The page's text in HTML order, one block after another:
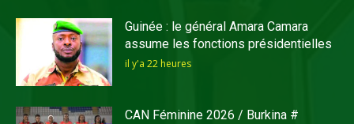
Guinée : le général Amara Camara
assume les fonctions présidentielles
il y'a 22 heures
CAN Féminine 2026 / Burkina #